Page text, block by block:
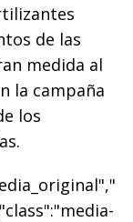
de las
medida al
la campaña
los